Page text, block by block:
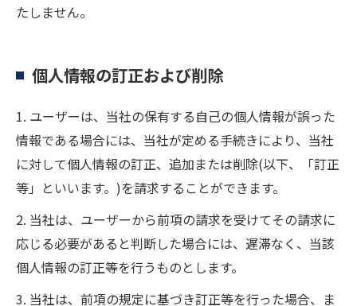
たしません。
個人情報の訂正および削除
1. ユーザーは、当社の保有する自己の個人情報が誤った
情報である場合には、当社が定める手続きにより、当社
に対して個人情報の訂正、追加または削除(以下、「訂正
等」といいます。)を請求することができます。
2. 当社は、ユーザーから前項の請求を受けてその請求に
応じる必要があると判断した場合には、遅滞なく、当該
個人情報の訂正等を行うものとします。
3. 当社は、前項の規定に基づき訂正等を行った場合、ま